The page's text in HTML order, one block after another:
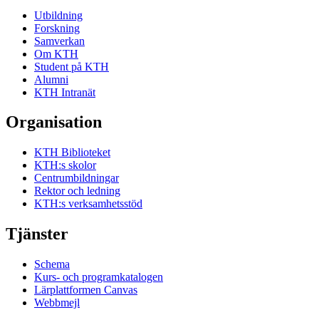
Utbildning
Forskning
Samverkan
Om KTH
Student på KTH
Alumni
KTH Intranät
Organisation
KTH Biblioteket
KTH:s skolor
Centrumbildningar
Rektor och ledning
KTH:s verksamhetsstöd
Tjänster
Schema
Kurs- och programkatalogen
Lärplattformen Canvas
Webbmejl